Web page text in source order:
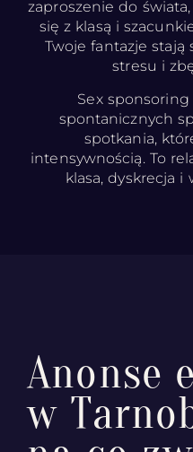
zaproszenie do
się z klasą i
Twoje fantazje stają
stresu i
Sex
spontanicznych
spotkania,
intensywnością. To
klasa, dyskrecja i
Anonse
w